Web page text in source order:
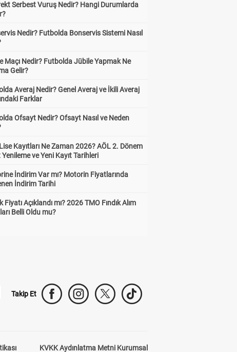
Serbest Vuruş Nedir? Hangi Durumlarda
Nedir? Futbolda Bonservis Sistemi Nasıl
Maçı Nedir? Futbolda Jübile Yapmak Ne
Gelir?
Averaj Nedir? Genel Averaj ve İkili Averaj
Farklar
Ofsayt Nedir? Ofsayt Nasıl ve Neden
Kayıtları Ne Zaman 2026? AÖL 2. Dönem
Yenileme ve Yeni Kayıt Tarihleri
İndirim Var mı? Motorin Fiyatlarında
İndirim Tarihi
Fiyatı Açıklandı mı? 2026 TMO Fındık Alım
Belli Oldu mu?
Takip Et
KVKK Aydınlatma Metni Kurumsal